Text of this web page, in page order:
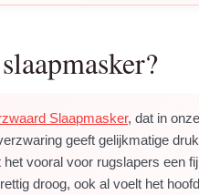
Slaapmasker, dat in
geeft gelijkmatige
vooral voor rugslapers een
droog, ook al voelt het